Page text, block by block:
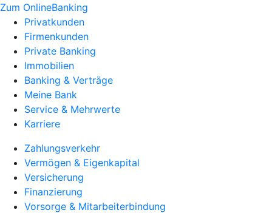
Zum OnlineBanking
Privatkunden
Firmenkunden
Private Banking
Immobilien
Banking & Verträge
Meine Bank
Service & Mehrwerte
Karriere
Zahlungsverkehr
Vermögen & Eigenkapital
Versicherung
Finanzierung
Vorsorge & Mitarbeiterbindung